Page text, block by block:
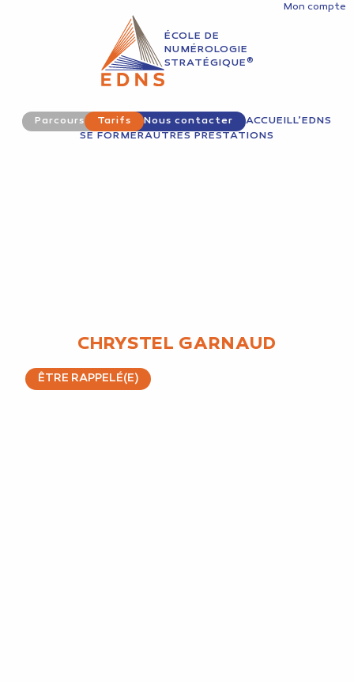
Mon compte
ÉCOLE DE
NUMÉROLOGIE
STRATÉGIQUE®
Parcours Tarifs Nous contacter ACCUEILL’EDNS
SE FORMERAUTRES PRESTATIONS
CHRYSTEL GARNAUD
ÊTRE RAPPELÉ(E)